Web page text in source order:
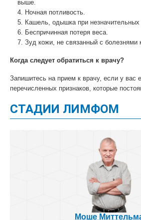
выше.
Ночная потливость.
Кашель, одышка при незначительных
Беспричинная потеря веса.
Зуд кожи, не связанный с болезнями
Когда следует обратиться к врачу?
Запишитесь на прием к врачу, если у вас
перечисленных признаков, которые
СТАДИИ ЛИМФОМ
Моше